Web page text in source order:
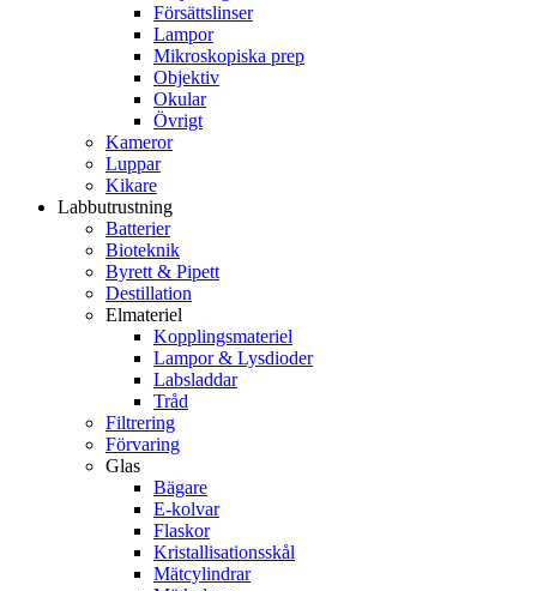
Försättslinser
Lampor
Mikroskopiska prep
Objektiv
Okular
Övrigt
Kameror
Luppar
Kikare
Labbutrustning
Batterier
Bioteknik
Byrett & Pipett
Destillation
Elmateriel
Kopplingsmateriel
Lampor & Lysdioder
Labsladdar
Tråd
Filtrering
Förvaring
Glas
Bägare
E-kolvar
Flaskor
Kristallisationsskål
Mätcylindrar